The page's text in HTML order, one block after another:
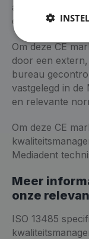
aan de strenge
eisen.
Om deze CE
door een
bureau
vastgelegd in de
en relevante
Om deze CE
Mediadent
Meer
onze
ISO 13485